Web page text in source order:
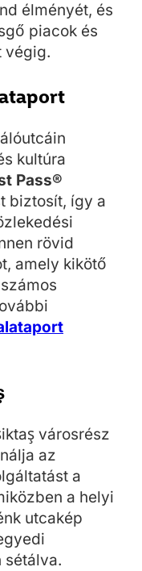
élményét, és
piacok és
végig.
kultúra
Pass®
biztosít, így a
rövid
amely kikötő
városrész
az
a
a helyi
utcakép
sétálva.